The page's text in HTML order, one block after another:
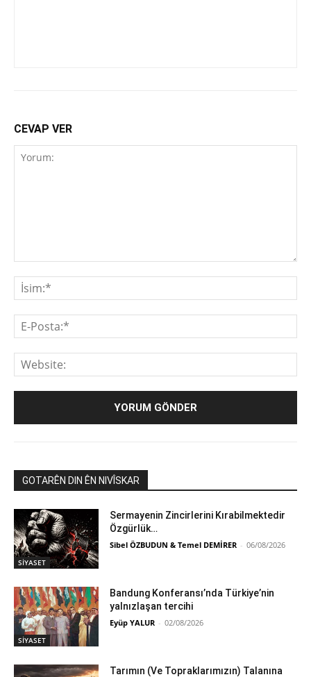
CEVAP VER
GOTARÊN DIN ÊN NIVÎSKAR
SİYASET
Sermayenin Zincirlerini Kırabilmektedir
Özgürlük…
Sibel ÖZBUDUN & Temel DEMİRER - 06/08/2026
SİYASET
Bandung Konferansı’nda Türkiye’nin
yalnızlaşan tercihi
Eyüp YALUR - 02/08/2026
Tarımın (Ve Topraklarımızın) Talanına